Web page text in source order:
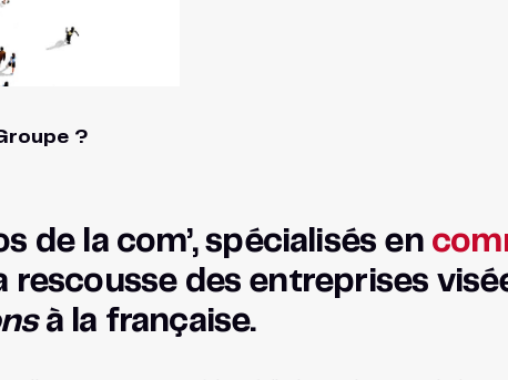
?
de la com’, spécialisés en
rescousse des entreprises
à la française.